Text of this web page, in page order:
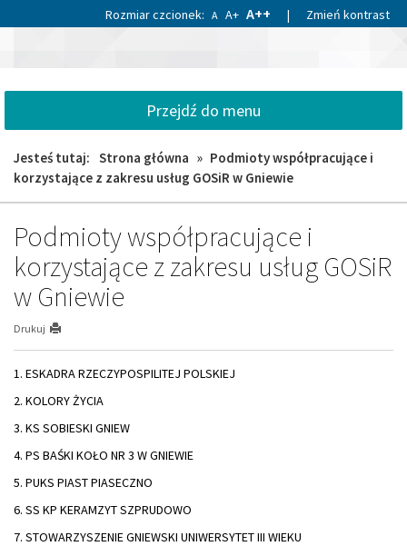
do
do
Rozmiar czcionek: A A+ A++ | Zmień kontrast
Gniewie
Przejdź do menu
Jesteś tutaj: Strona główna » Podmioty współpracujące i
korzystające z zakresu usług GOSiR w Gniewie
Podmioty współpracujące i
korzystające z zakresu usług GOSiR
w Gniewie
Drukuj
1. ESKADRA RZECZYPOSPILITEJ POLSKIEJ
2. KOLORY ŻYCIA
3. KS SOBIESKI GNIEW
4. PS BAŚKI KOŁO NR 3 W GNIEWIE
5. PUKS PIAST PIASECZNO
6. SS KP KERAMZYT SZPRUDOWO
7. STOWARZYSZENIE GNIEWSKI UNIWERSYTET III WIEKU